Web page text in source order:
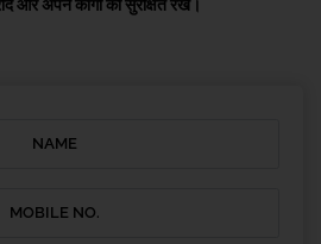
और अपने कार्गो को सुरक्षित रखें।